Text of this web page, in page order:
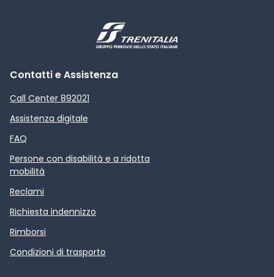
Contatti e Assistenza
Call Center 892021
Assistenza digitale
FAQ
Persone con disabilità e a ridotta
mobilità
Reclami
Richiesta indennizzo
Rimborsi
Condizioni di trasporto